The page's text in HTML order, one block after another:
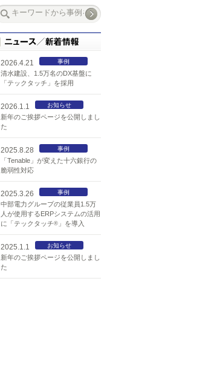
2026.4.21 事例
清水建設、1.5万名のDX基盤に
「テックタッチ」を採用
2026.1.1 お知らせ
新年のご挨拶ページを公開しまし
た
2025.8.28 事例
「Tenable」が変えた十六銀行の
脆弱性対応
2025.3.26 事例
中部電力グループの従業員1.5万
人が使用するERPシステムの活用
に「テックタッチ® 」を導入
2025.1.1 お知らせ
新年のご挨拶ページを公開しまし
た